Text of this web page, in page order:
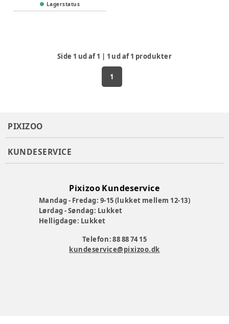
Lagerstatus
Side 1 ud af1 | 1 ud af1 produkter
1
PIXIZOO
KUNDESERVICE
Pixizoo Kundeservice
Mandag - Fredag: 9-15 (lukket mellem 12-13)
Lørdag - Søndag: Lukket
Helligdage: Lukket
Telefon: 88 88 74 15
kundeservice@pixizoo.dk